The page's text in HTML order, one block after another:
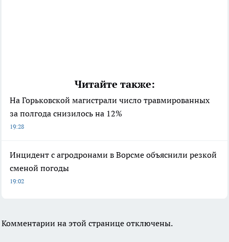
Читайте также:
На Горьковской магистрали число травмированных
за полгода снизилось на 12%
19:28
Инцидент с агродронами в Ворсме объяснили резкой
сменой погоды
19:02
Комментарии на этой странице отключены.